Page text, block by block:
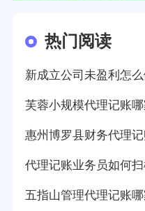
热门阅读
新成立公司未盈利怎
芙蓉小规模代理记账
惠州博罗县财务代理
代理记账业务员如何
五指山管理代理记账